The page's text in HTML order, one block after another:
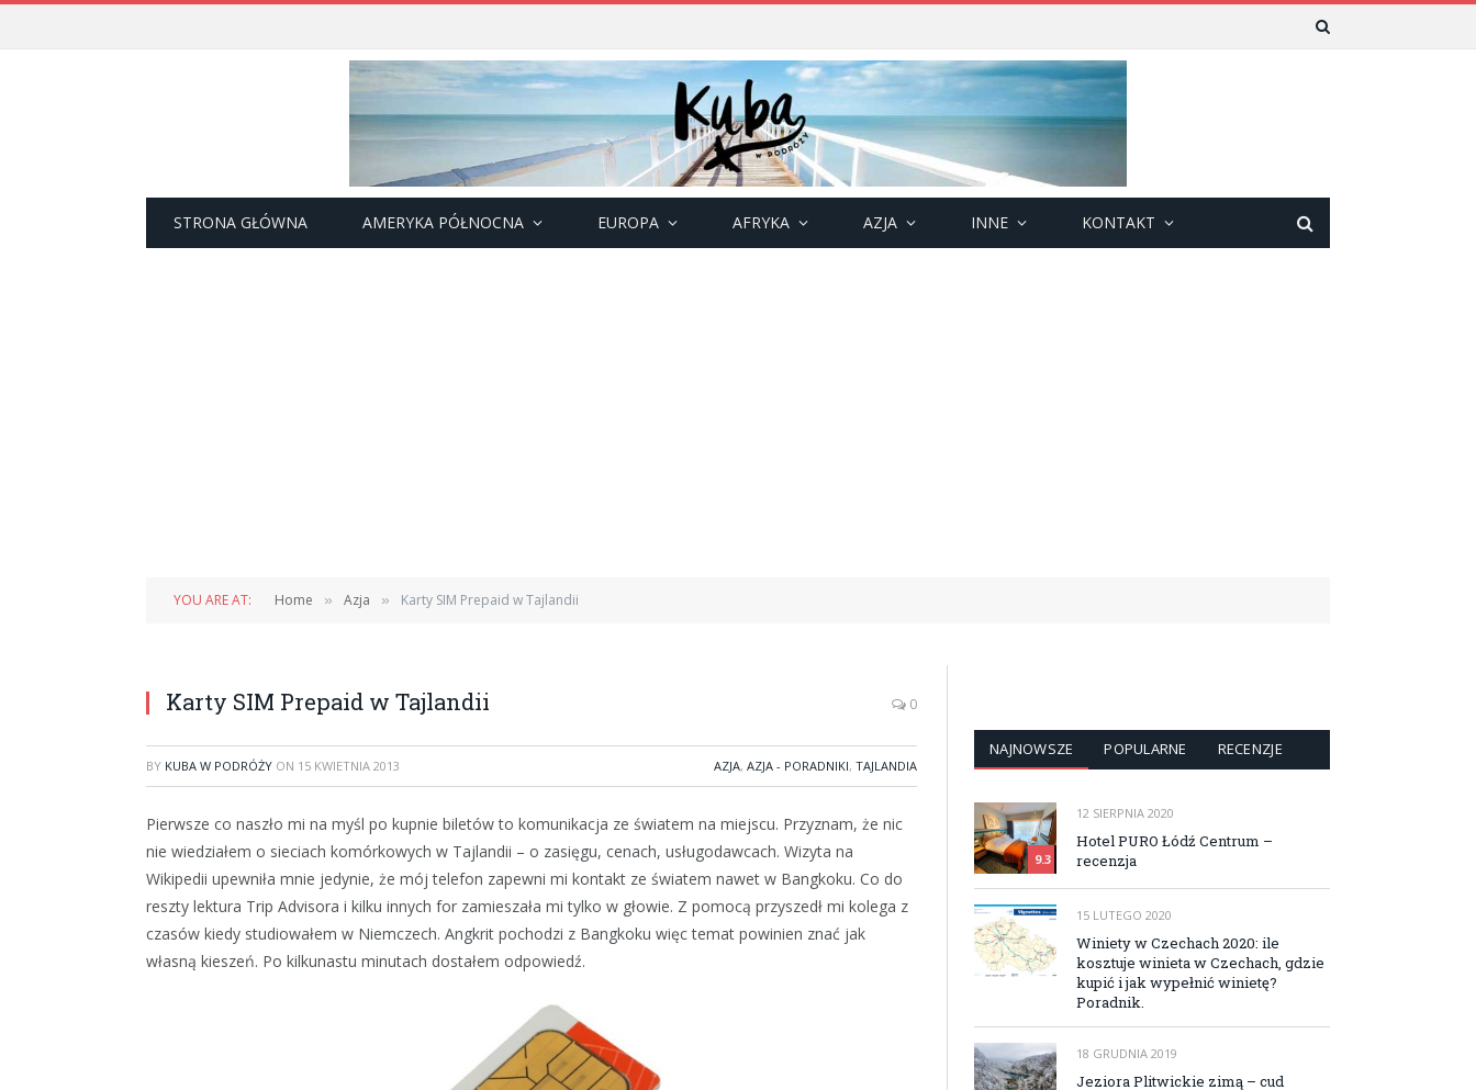
STRONA GŁÓWNA AMERYKA PÓŁNOCNA EUROPA AFRYKA AZJA INNE KONTAKT
YOU ARE AT: Home » Azja » Karty SIM Prepaid w Tajlandii
Karty SIM Prepaid w Tajlandii 0
BY KUBA W PODRÓŻY ON 15 KWIETNIA 2013 AZJA, AZJA - PORADNIKI, TAJLANDIA
Pierwsze co naszło mi na myśl po kupnie biletów to komunikacja ze światem na miejscu. Przyznam, że nic
nie wiedziałem o sieciach komórkowych w Tajlandii – o zasięgu, cenach, usługodawcach. Wizyta na
Wikipedii upewniła mnie jedynie, że mój telefon zapewni mi kontakt ze światem nawet w Bangkoku. Co do
reszty lektura Trip Advisora i kilku innych for zamieszała mi tylko w głowie. Z pomocą przyszedł mi kolega z
czasów kiedy studiowałem w Niemczech. Angkrit pochodzi z Bangkoku więc temat powinien znać jak
własną kieszeń. Po kilkunastu minutach dostałem odpowiedź.
NAJNOWSZE POPULARNE RECENZJE
9.3
12 SIERPNIA 2020
Hotel PURO Łódź Centrum –
recenzja
15 LUTEGO 2020
Winiety w Czechach 2020: ile
kosztuje winieta w Czechach, gdzie
kupić i jak wypełnić winietę?
Poradnik.
18 GRUDNIA 2019
Jeziora Plitwickie zimą – cud